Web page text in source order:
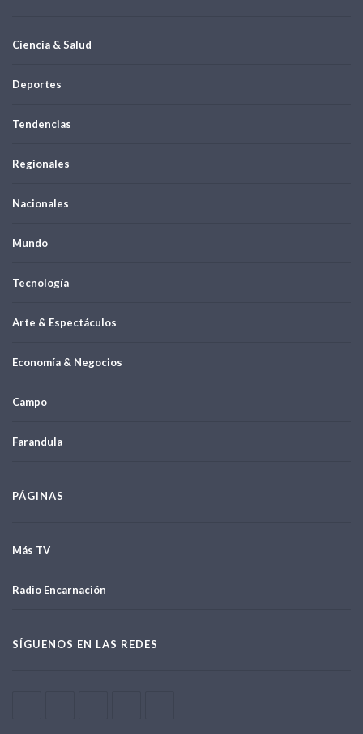
Ciencia & Salud
Deportes
Tendencias
Regionales
Nacionales
Mundo
Tecnología
Arte & Espectáculos
Economía & Negocios
Campo
Farandula
PÁGINAS
Más TV
Radio Encarnación
SÍGUENOS EN LAS REDES